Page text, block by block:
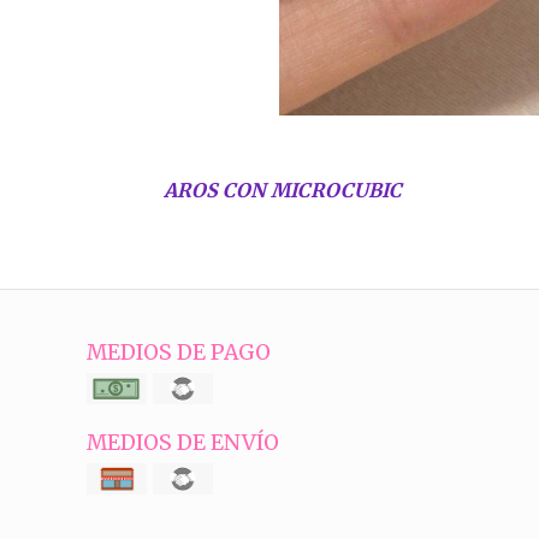
AROS CON MICROCUBIC
MEDIOS DE PAGO
MEDIOS DE ENVÍO